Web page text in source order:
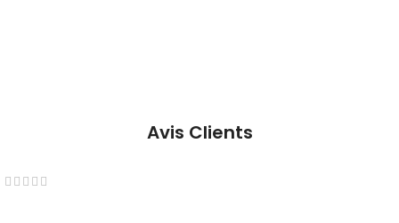
Avis Clients